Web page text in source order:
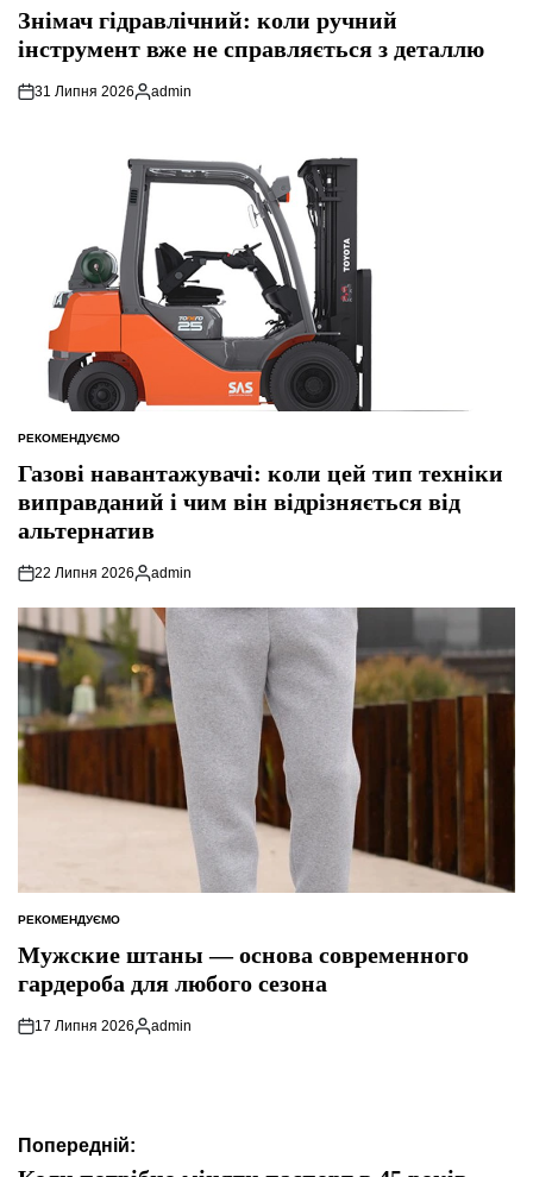
Знімач гідравлічний: коли ручний
інструмент вже не справляється з деталлю
31 Липня 2026
Опубліковано
admin
ОПУБЛІКУВАТИ
РЕКОМЕНДУЄМО
Газові навантажувачі: коли цей тип техніки
виправданий і чим він відрізняється від
альтернатив
22 Липня 2026
Опубліковано
admin
ОПУБЛІКУВАТИ
РЕКОМЕНДУЄМО
Мужские штаны — основа современного
гардероба для любого сезона
17 Липня 2026
Опубліковано
admin
Навігація
Попередній: